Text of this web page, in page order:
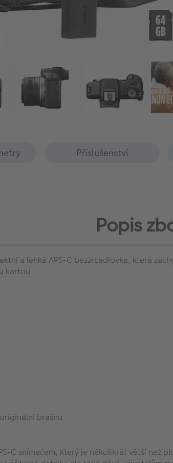
Příslušenství
Popis
a lehká APS-C bezzrcadlovka, která
kartou.
brašnu
C snímačem, který je několikrát větší